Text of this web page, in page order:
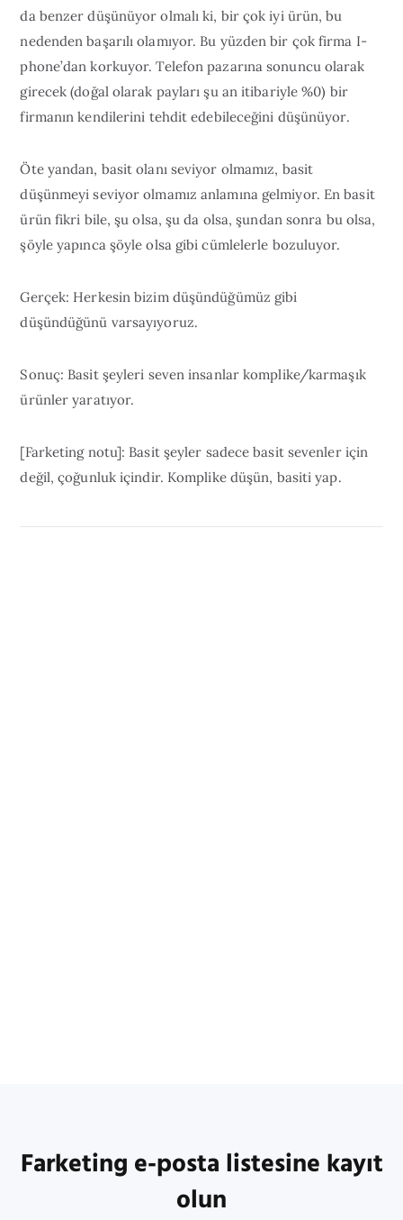
da benzer düşünüyor olmalı ki, bir çok iyi ürün, bu
nedenden başarılı olamıyor. Bu yüzden bir çok firma I-
phone’dan korkuyor. Telefon pazarına sonuncu olarak
girecek (doğal olarak payları şu an itibariyle %0) bir
firmanın kendilerini tehdit edebileceğini düşünüyor.
Öte yandan, basit olanı seviyor olmamız, basit
düşünmeyi seviyor olmamız anlamına gelmiyor. En basit
ürün fikri bile, şu olsa, şu da olsa, şundan sonra bu olsa,
şöyle yapınca şöyle olsa gibi cümlelerle bozuluyor.
Gerçek: Herkesin bizim düşündüğümüz gibi
düşündüğünü varsayıyoruz.
Sonuç: Basit şeyleri seven insanlar komplike/karmaşık
ürünler yaratıyor.
[Farketing notu]: Basit şeyler sadece basit sevenler için
değil, çoğunluk içindir. Komplike düşün, basiti yap.
Farketing e-posta listesine kayıt
olun